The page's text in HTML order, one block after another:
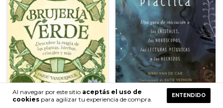
Al navegar por este sitio aceptás el uso de
cookies para agilizar tu experiencia de compra.
ENTENDIDO